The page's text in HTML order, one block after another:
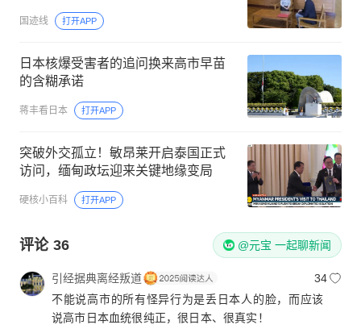
国迹线 打开APP
日本核爆受害者的追问换来高市早苗
的含糊承诺
蒋丰看日本 打开APP
突破外交孤立！敏昂莱开启泰国正式
访问，缅甸政坛迎来关键地缘变局
硬核小百科 打开APP
评论 36 @元宝 一起聊新闻
引经据典离经叛道
34
不能说高市的所有怪异行为是丢日本人的脸，而应该
说高市日本血统很纯正，很日本、很真实！